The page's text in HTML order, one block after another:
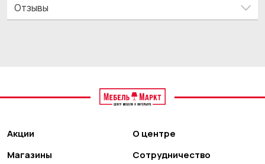
Отзывы
Акции
Магазины
О центре
Сотрудничество